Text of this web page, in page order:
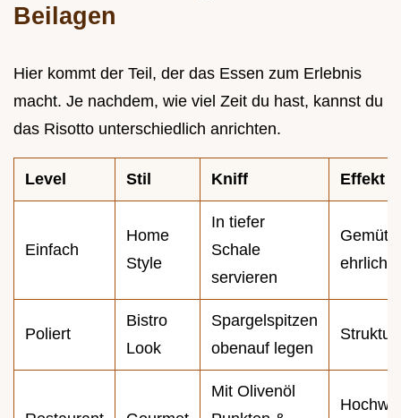
Beilagen
Hier kommt der Teil, der das Essen zum Erlebnis
macht. Je nachdem, wie viel Zeit du hast, kannst du
das Risotto unterschiedlich anrichten.
Level Stil Kniff Effekt
Einfach
Home
Style
In tiefer
Schale
servieren
ehrlich
Poliert
Bistro
Look
Spargelspitzen
obenauf legen
Mit Olivenöl